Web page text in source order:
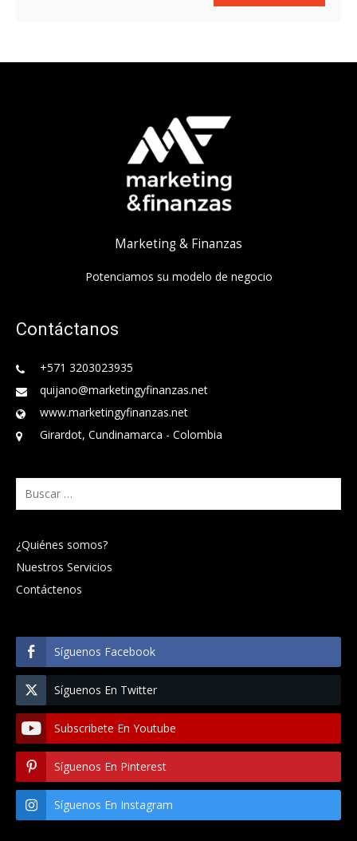
Marketing & Finanzas
Potenciamos su modelo de negocio
Contáctanos
+571 3203023935
quijano@marketingyfinanzas.net
www.marketingyfinanzas.net
Girardot, Cundinamarca - Colombia
Buscar:
¿Quiénes somos?
Nuestros Servicios
Contáctenos
Síguenos Facebook
Síguenos En Twitter
Subscribete En Youtube
Síguenos En Pinterest
Síguenos En Instagram